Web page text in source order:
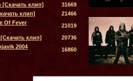
[Скачать клип]
31669
клип]
21466
Of Fever
21019
клип]
20736
2004
16860